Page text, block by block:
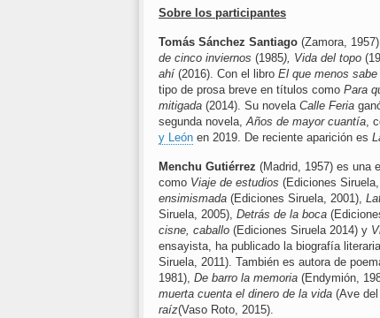
Sobre los participantes
Tomás Sánchez Santiago (Zamora,
de cinco inviernos (1985), Vida del topo
ahí(2016). Con el libro El que menos sabe
tipo de prosa breve en títulos como Para
mitigada (2014). Su novela Calle Feria
segunda novela, Años de mayor cuantía ,
y León en 2019. De reciente aparición es
Menchu Gutiérrez (Madrid, 1957) es una
como Viaje de estudios (Ediciones
ensimismada (Ediciones Siruela, 2001),
Siruela, 2005), Detrás de la boca
cisne, caballo (Ediciones Siruela 2014) y
ensayista, ha publicado la biografía literaria
Siruela, 2011). También es autora de
1981), De barro la memoria (Endymión,
muerta cuenta el dinero de la vida (Ave
raíz(Vaso Roto, 2015).